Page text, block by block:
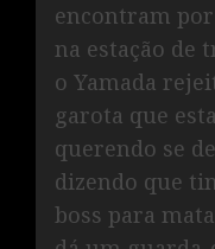
encontram por
na estação de
o Yamada
garota que
querendo se
dizendo que
boss para